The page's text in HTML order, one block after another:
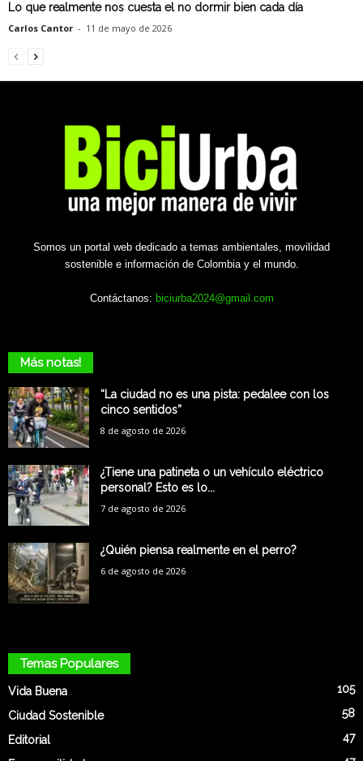
Lo que realmente nos cuesta el no dormir bien cada día
Carlos Cantor - 11 de mayo de 2026
Somos un portal web dedicado a temas ambientales, movilidad
sostenible e información de Colombia y el mundo.
Contáctanos: biciurba2024@gmail.com
Más notas!
“La ciudad no es una pista: pedalee con los
cinco sentidos”
8 de agosto de 2026
¿Tiene una patineta o un vehículo eléctrico
personal? Esto es lo...
7 de agosto de 2026
¿Quién piensa realmente en el perro?
6 de agosto de 2026
Temas Populares
Vida Buena 105
Ciudad Sostenible 58
Editorial 47